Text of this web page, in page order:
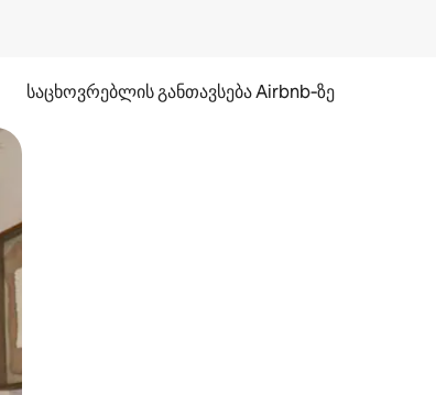
საცხოვრებლის განთავსება Airbnb‑ზე